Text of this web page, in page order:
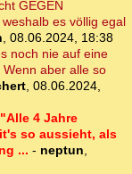
GEGEN
es völlig egal
, 08.06.2024, 18:38
noch nie auf eine
aber alle so
, 08.06.2024,
4 Jahre
so aussieht, als
... - neptun,